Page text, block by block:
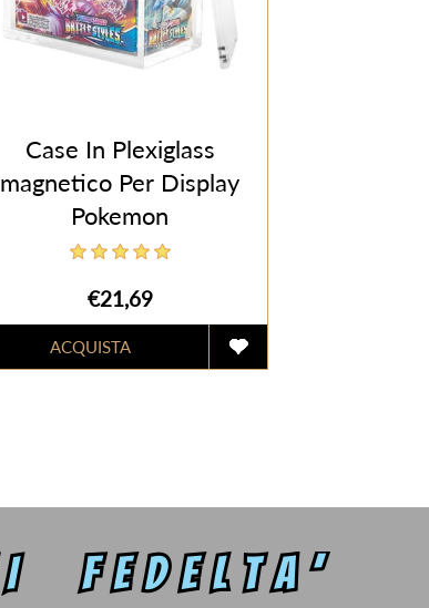
Case In Plexiglass
magnetico Per Display
Pokemon
€21,69